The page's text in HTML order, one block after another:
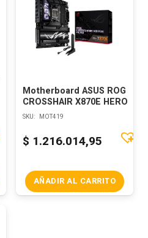
Motherboard ASUS ROG
CROSSHAIR X870E HERO
SKU: MOT419
$ 1.216.014,95
AÑADIR AL CARRITO